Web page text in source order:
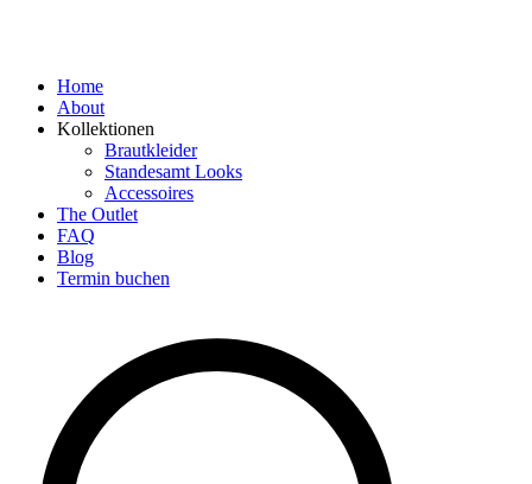
Home
About
Kollektionen
Brautkleider
Standesamt Looks
Accessoires
The Outlet
FAQ
Blog
Termin buchen